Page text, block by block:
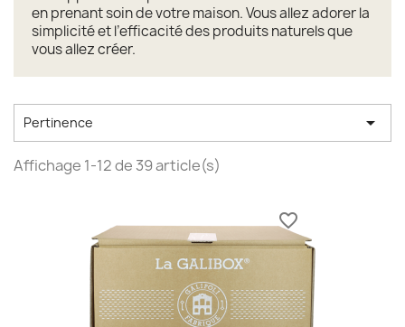
en prenant soin de votre maison. Vous allez adorer la
simplicité et l’efficacité des produits naturels que
vous allez créer.
Pertinence 
Affichage 1-12 de 39 article(s)
favorite_border